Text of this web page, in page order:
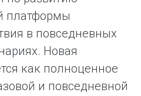
платформы
в повседневных
Новая
как полноценное
и повседневной